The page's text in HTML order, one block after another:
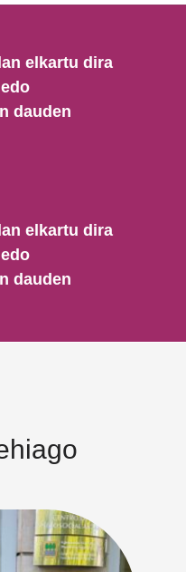
elkartu dira
dauden
elkartu dira
dauden